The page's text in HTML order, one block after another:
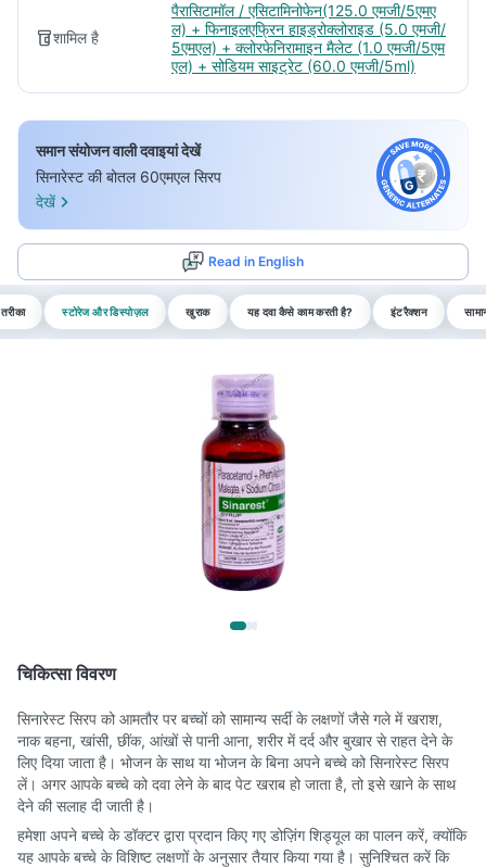
शामिल है
पैरासिटामॉल / एसिटामिनोफेन(125.0 एमजी/5एमए
ल) + फिनाइलएफ्रिन हाइड्रोक्लोराइड (5.0 एमजी/
5एमएल) + क्लोरफेनिरामाइन मैलेट (1.0 एमजी/5एम
एल) + सोडियम साइट्रेट (60.0 एमजी/5ml)
समान संयोजन वाली दवाइयां देखें
सिनारेस्ट की बोतल 60एमएल सिरप
देखें
Read in English
स्टोरेज और डिस्पोज़ल खुराक यह दवा कैसे काम करती है? इंटरैक्शन
चिकित्सा विवरण
सिनारेस्ट सिरप को आमतौर पर बच्चों को सामान्य सर्दी के लक्षणों जैसे गले में खराश,
नाक बहना, खांसी, छींक, आंखों से पानी आना, शरीर में दर्द और बुखार से राहत देने के
लिए दिया जाता है। भोजन के साथ या भोजन के बिना अपने बच्चे को सिनारेस्ट सिरप
लें। अगर आपके बच्चे को दवा लेने के बाद पेट खराब हो जाता है, तो इसे खाने के साथ
देने की सलाह दी जाती है।
हमेशा अपने बच्चे के डॉक्टर द्वारा प्रदान किए गए डोज़िंग शिड्यूल का पालन करें, क्योंकि
यह आपके बच्चे के विशिष्ट लक्षणों के अनुसार तैयार किया गया है। सुनिश्चित करें कि